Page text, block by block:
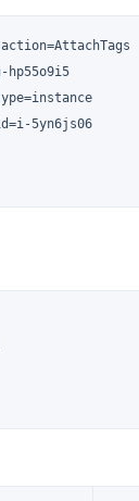
hp55o9i5
5yn6js06